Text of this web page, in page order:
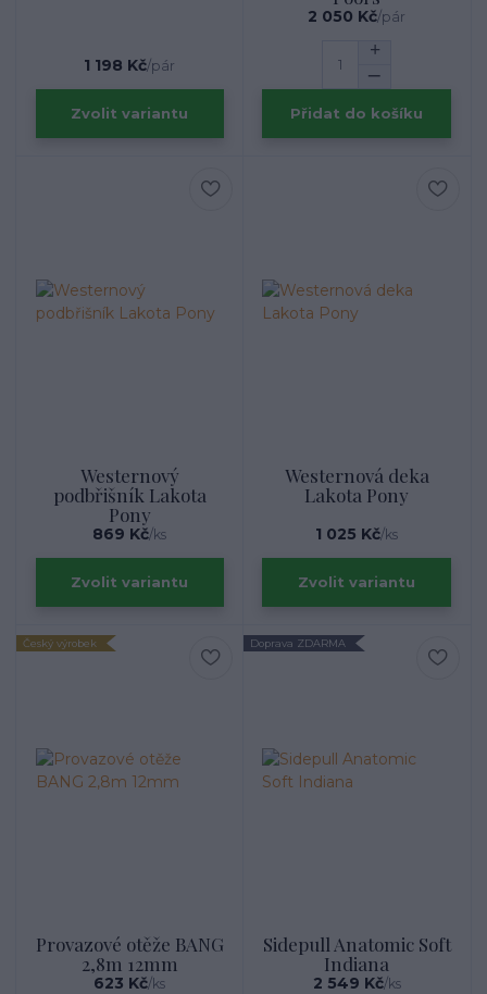
1 198 Kč/pár
Zvolit variantu
2 050 Kč/pár
Přidat do košíku
Westernový
podbřišník Lakota
Pony
869 Kč/ks
Zvolit variantu
Westernová deka
Lakota Pony
1 025 Kč/ks
Zvolit variantu
Český výrobek
Provazové otěže BANG
2,8m 12mm
623 Kč/ks
Doprava ZDARMA
Sidepull Anatomic Soft
Indiana
2 549 Kč/ks